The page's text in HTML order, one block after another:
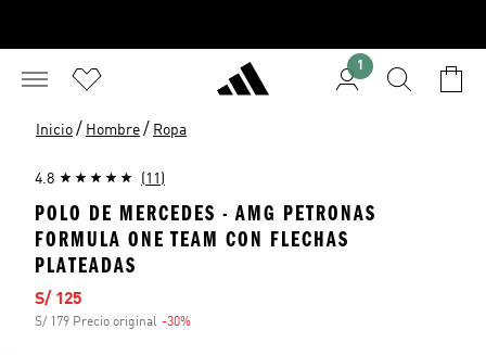
1
Inicio / Hombre / Ropa
4.8 (11)
POLO DE MERCEDES - AMG PETRONAS
FORMULA ONE TEAM CON FLECHAS
PLATEADAS
Precio de venta
S/ 125
S/ 179 Precio original -30%